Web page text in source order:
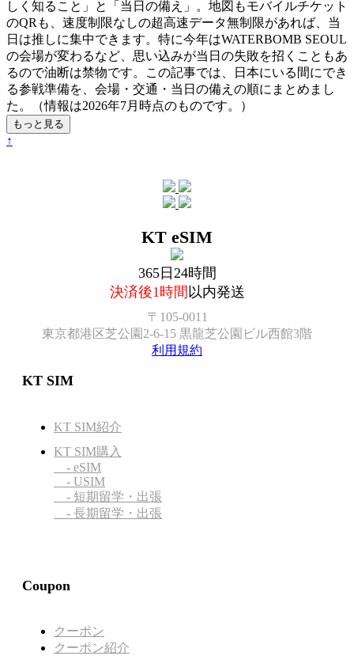
しく知ること」と「当日の備え」。地図もモバイルチケット
のQRも、速度制限なしの超高速データ無制限があれば、当
日は推しに集中できます。特に今年はWATERBOMB SEOUL
の会場が変わるなど、思い込みが当日の失敗を招くこともあ
るので油断は禁物です。この記事では、日本にいる間にでき
る参戦準備を、会場・交通・当日の備えの順にまとめまし
た。（情報は2026年7月時点のものです。）
もっと見る
↑
KT eSIM
365日24時間
決済後1時間 以内発送
〒105-0011
東京都港区芝公園2-6-15 黒龍芝公園ビル西館3階
利用規約
KT SIM
KT SIM紹介
KT SIM購入
- eSIM
- USIM
- 短期留学・出張
- 長期留学・出張
Coupon
クーポン
クーポン紹介